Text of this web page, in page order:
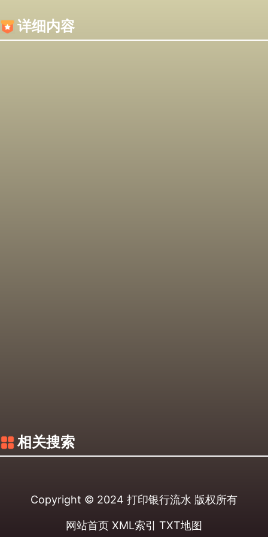
详细内容
相关搜索
Copyright © 2024 打印银行流水 版权所有
网站首页 XML索引 TXT地图